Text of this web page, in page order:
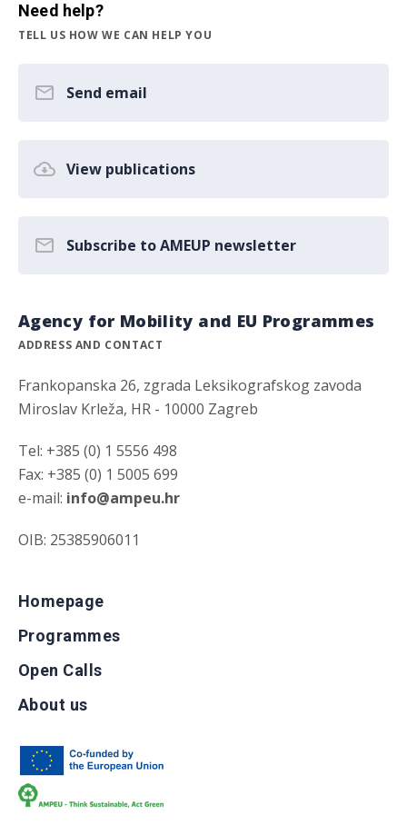
Need help?
TELL US HOW WE CAN HELP YOU
Send email
View publications
Subscribe to AMEUP newsletter
Agency for Mobility and EU Programmes
ADDRESS AND CONTACT
Frankopanska 26, zgrada Leksikografskog zavoda
Miroslav Krleža, HR - 10000 Zagreb
Tel: +385 (0) 1 5556 498
Fax: +385 (0) 1 5005 699
e-mail: info@ampeu.hr
OIB: 25385906011
Homepage
Programmes
Open Calls
About us